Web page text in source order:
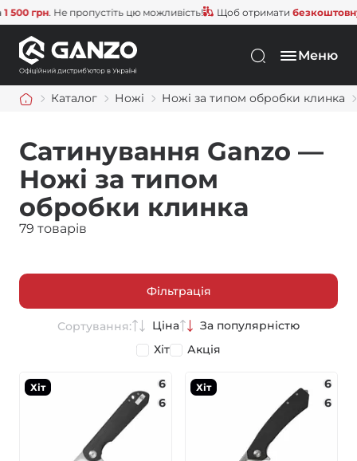
. Не пропустіть цю можливість! Щоб отриматибезкоштовну
Меню
Каталог Ножі Ножі за типом обробки клинка
Сатинування Ganzo —
Ножі за типом
обробки клинка
79 товарів
Фільтрація
Сортування: Ціна
За популярністю
Хіт
Акція
Хіт
6
6
Хіт
6
6